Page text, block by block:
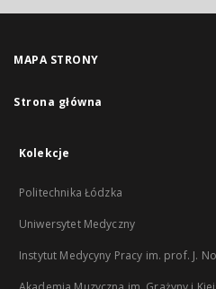
MAPA STRONY
Strona główna
Kolekcje
Politechnika Łódzka
Uniwersytet Medyczny
Instytut Medycyny Pracy im. prof. J.